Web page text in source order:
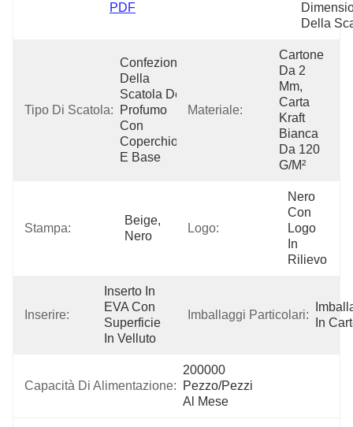
PDF
Della
Tipo Di Scatola:
Confezione
Della
Scatola Del
Profumo
Con
Coperchio
E Base
Materiale:
Cartone
Da 2
Mm,
Carta
Kraft
Bianca
Da 120
G/m²
Stampa:
Beige,
Nero
Logo:
Nero
Con
Logo
In
Rilievo
Inserire:
Inserto In
EVA Con
Superficie
In Velluto
Imballaggi Particolari:
In
Capacità Di Alimentazione:
200000
Pezzo/pezzi
Al Mese